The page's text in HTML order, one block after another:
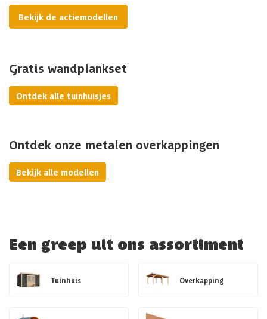
Bekijk de actiemodellen
Gratis wandplankset
Ontdek alle tuinhuisjes
Ontdek onze metalen overkappingen
Bekijk alle modellen
Een greep uit ons assortiment
Tuinhuis Overkapping